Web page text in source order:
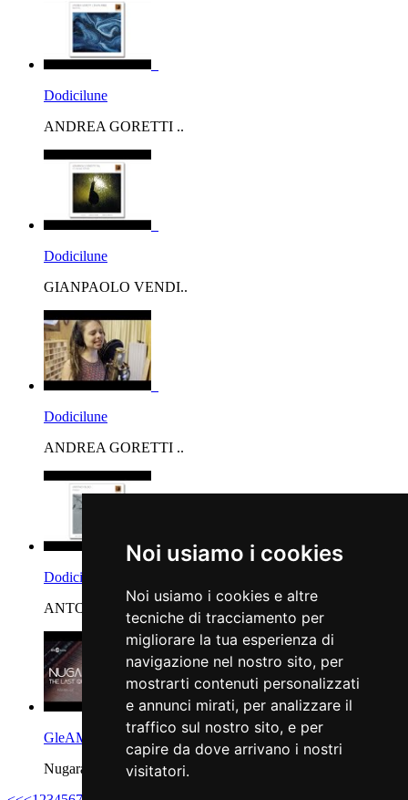
Noi usiamo i cookies
Noi usiamo i cookies e altre
tecniche di tracciamento per
migliorare la tua esperienza di
navigazione nel nostro sito, per
mostrarti contenuti personalizzati
e annunci mirati, per analizzare il
traffico sul nostro sito, e per
capire da dove arrivano i nostri
visitatori.
Dodicilune
ANDREA GORETTI ..
Dodicilune
GIANPAOLO VENDI..
Dodicilune
ANDREA GORETTI ..
Dodicilune
ANTONIO PILUSO ..
GleAM Records
Nugara - The La..